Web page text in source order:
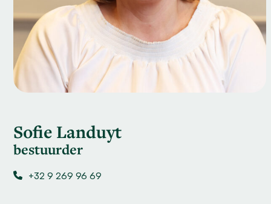
Sofie Landuyt
bestuurder
+32 9 269 96 69